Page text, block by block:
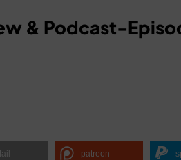
& Podcast-
patreon